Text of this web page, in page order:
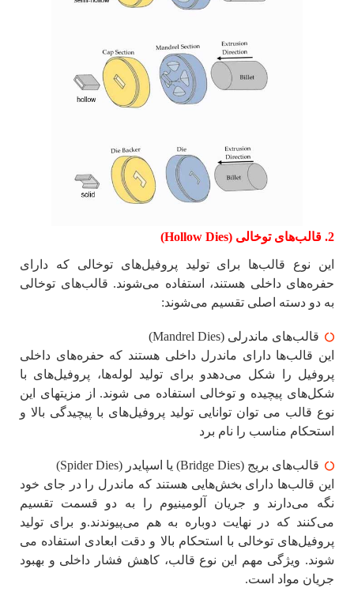
2. قالب‌های توخالی (Hollow Dies)
این نوع قالب‌ها برای تولید پروفیل‌های توخالی که دارای
حفره‌های داخلی هستند، استفاده می‌شوند. قالب‌های توخالی
به دو دسته اصلی تقسیم می‌شوند:
قالب‌های ماندرلی (Mandrel Dies)
این قالب‌ها دارای ماندرل داخلی هستند که حفره‌های داخلی
پروفیل را شکل می‌دهدو برای تولید لوله‌ها، پروفیل‌های با
شکل‌های پیچیده و توخالی استفاده می شوند. از مزیتهای این
نوع قالب می توان توانایی تولید پروفیل‌های با پیچیدگی بالا و
استحکام مناسب را نام برد
قالب‌های بریج (Bridge Dies) یا اسپایدر (Spider Dies)
این قالب‌ها دارای بخش‌هایی هستند که ماندرل را در جای خود
نگه می‌دارند و جریان آلومینیوم را به دو قسمت تقسیم
می‌کنند که در نهایت دوباره به هم می‌پیوندند.و برای تولید
پروفیل‌های توخالی با استحکام بالا و دقت ابعادی استفاده می
شوند. ویژگی مهم این نوع قالب، کاهش فشار داخلی و بهبود
جریان مواد است.